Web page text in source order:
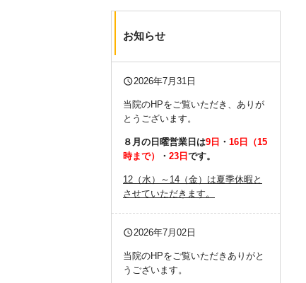
お知らせ
query_builder2026年7月31日
当院のHPをご覧いただき、ありが
とうございます。
８月の日曜営業日は9日 ・ 16日（15
時まで）
・ 23日 です。
12（水）～14（金）は夏季休暇と
させていただきます。
query_builder2026年7月02日
当院のHPをご覧いただきありがと
うございます。